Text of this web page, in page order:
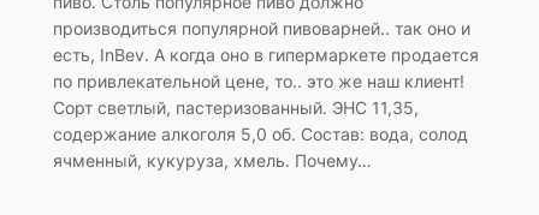
производиться популярной пивоварней.. так оно и
есть, InBev. А когда оно в гипермаркете продается
по привлекательной цене, то.. это же наш клиент!
Сорт светлый, пастеризованный. ЭНС 11,35,
содержание алкоголя 5,0 об. Состав: вода, солод
ячменный, кукуруза, хмель. Почему…